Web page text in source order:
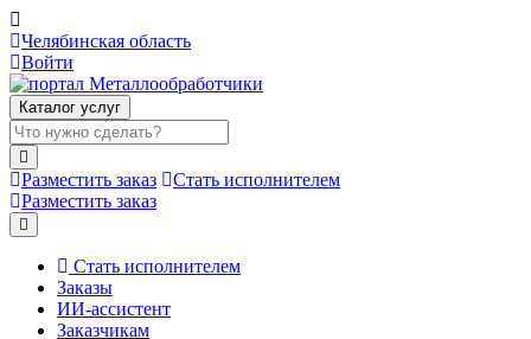
Челябинская область
Войти
Каталог услуг
Разместить заказ
Стать исполнителем
Разместить заказ
Стать исполнителем
Заказы
ИИ-ассистент
Заказчикам